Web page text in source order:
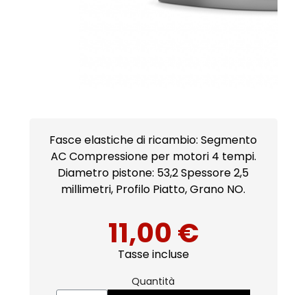
Fasce elastiche di ricambio: Segmento
AC Compressione per motori 4 tempi.
Diametro pistone: 53,2 Spessore 2,5
millimetri, Profilo Piatto, Grano NO.
11,00 €
Tasse incluse
Quantità